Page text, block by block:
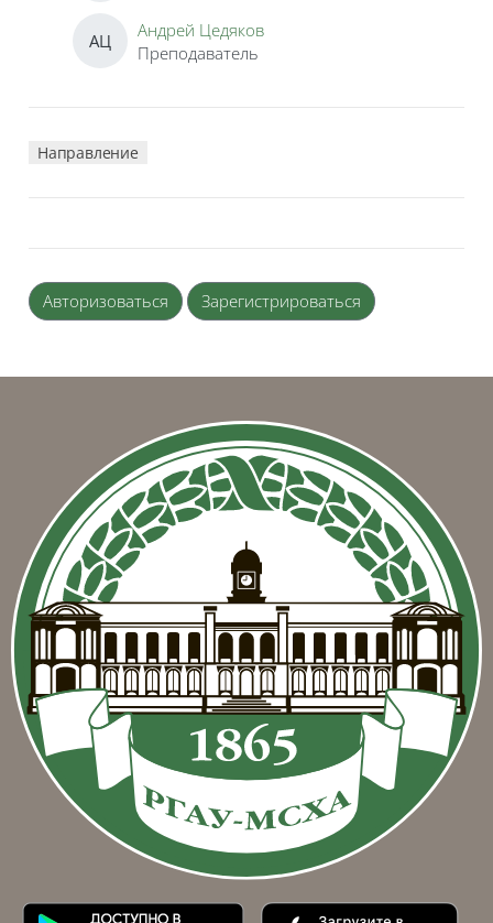
АЦ
Андрей Цедяков
Преподаватель
Направление
Авторизоваться Зарегистрироваться